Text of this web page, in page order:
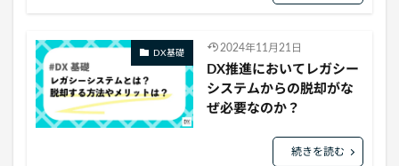
DX基礎 2024年11月21日
DX推進においてレガシー
システムからの脱却がな
ぜ必要なのか？
続きを読む